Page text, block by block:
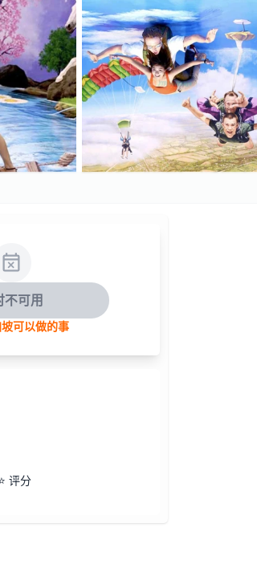
不可用
可以做的事
评分